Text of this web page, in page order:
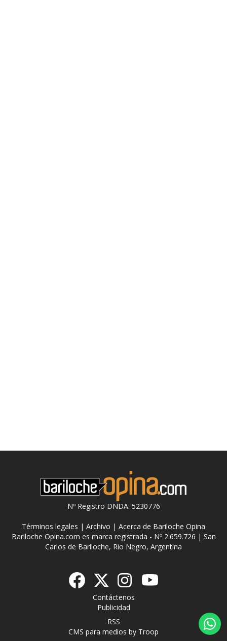
Nº Registro DNDA: 5230776
Términos legales | Archivo | Acerca de Bariloche Opina
Bariloche Opina.com es marca registrada - Nº 2.659.726 | San
Carlos de Bariloche, Rio Negro, Argentina
Contáctenos
Publicidad
RSS
CMS para medios by Troop